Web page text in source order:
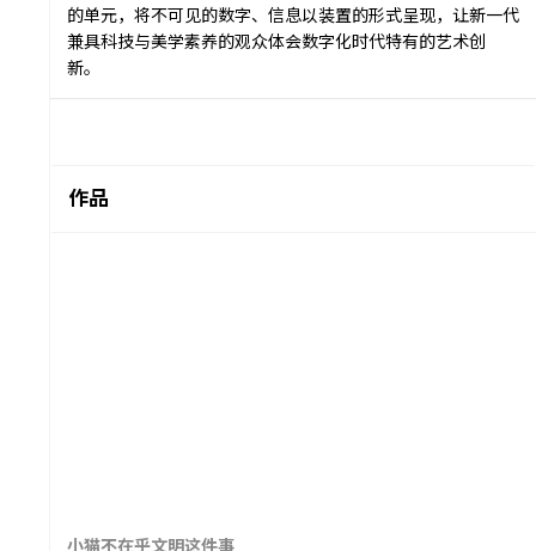
的单元，将不可见的数字、信息以装置的形式呈现，让新一代
兼具科技与美学素养的观众体会数字化时代特有的艺术创
新。
作品
小猫不在乎文明这件事